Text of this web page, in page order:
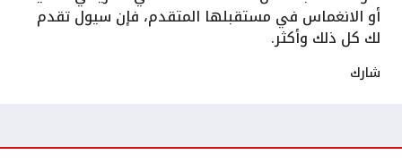
أو الانغماس في مستقبلها المتقدم، فإن سيول تقدم
لك كل ذلك وأكثر.
شارك